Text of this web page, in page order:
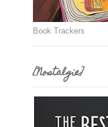
Book Trackers
[Nostalgie]